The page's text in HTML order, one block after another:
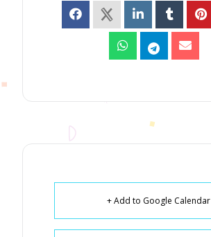
+ Add to Google Calendar